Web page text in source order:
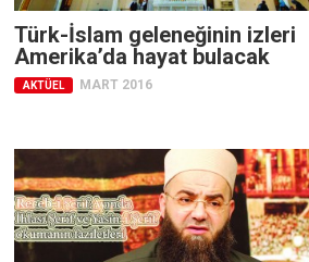
Türk-İslam geleneğinin izleri
Amerika’da hayat bulacak
AKTÜEL MART 2016